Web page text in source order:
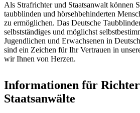
Als Strafrichter und Staatsanwalt können
taubblinden und hörsehbehinderten
zu ermöglichen. Das Deutsche
selbstständiges und möglichst
Jugendlichen und Erwachsenen in
sind ein Zeichen für Ihr Vertrauen in
wir Ihnen von Herzen.
Informationen für
Staatsanwälte